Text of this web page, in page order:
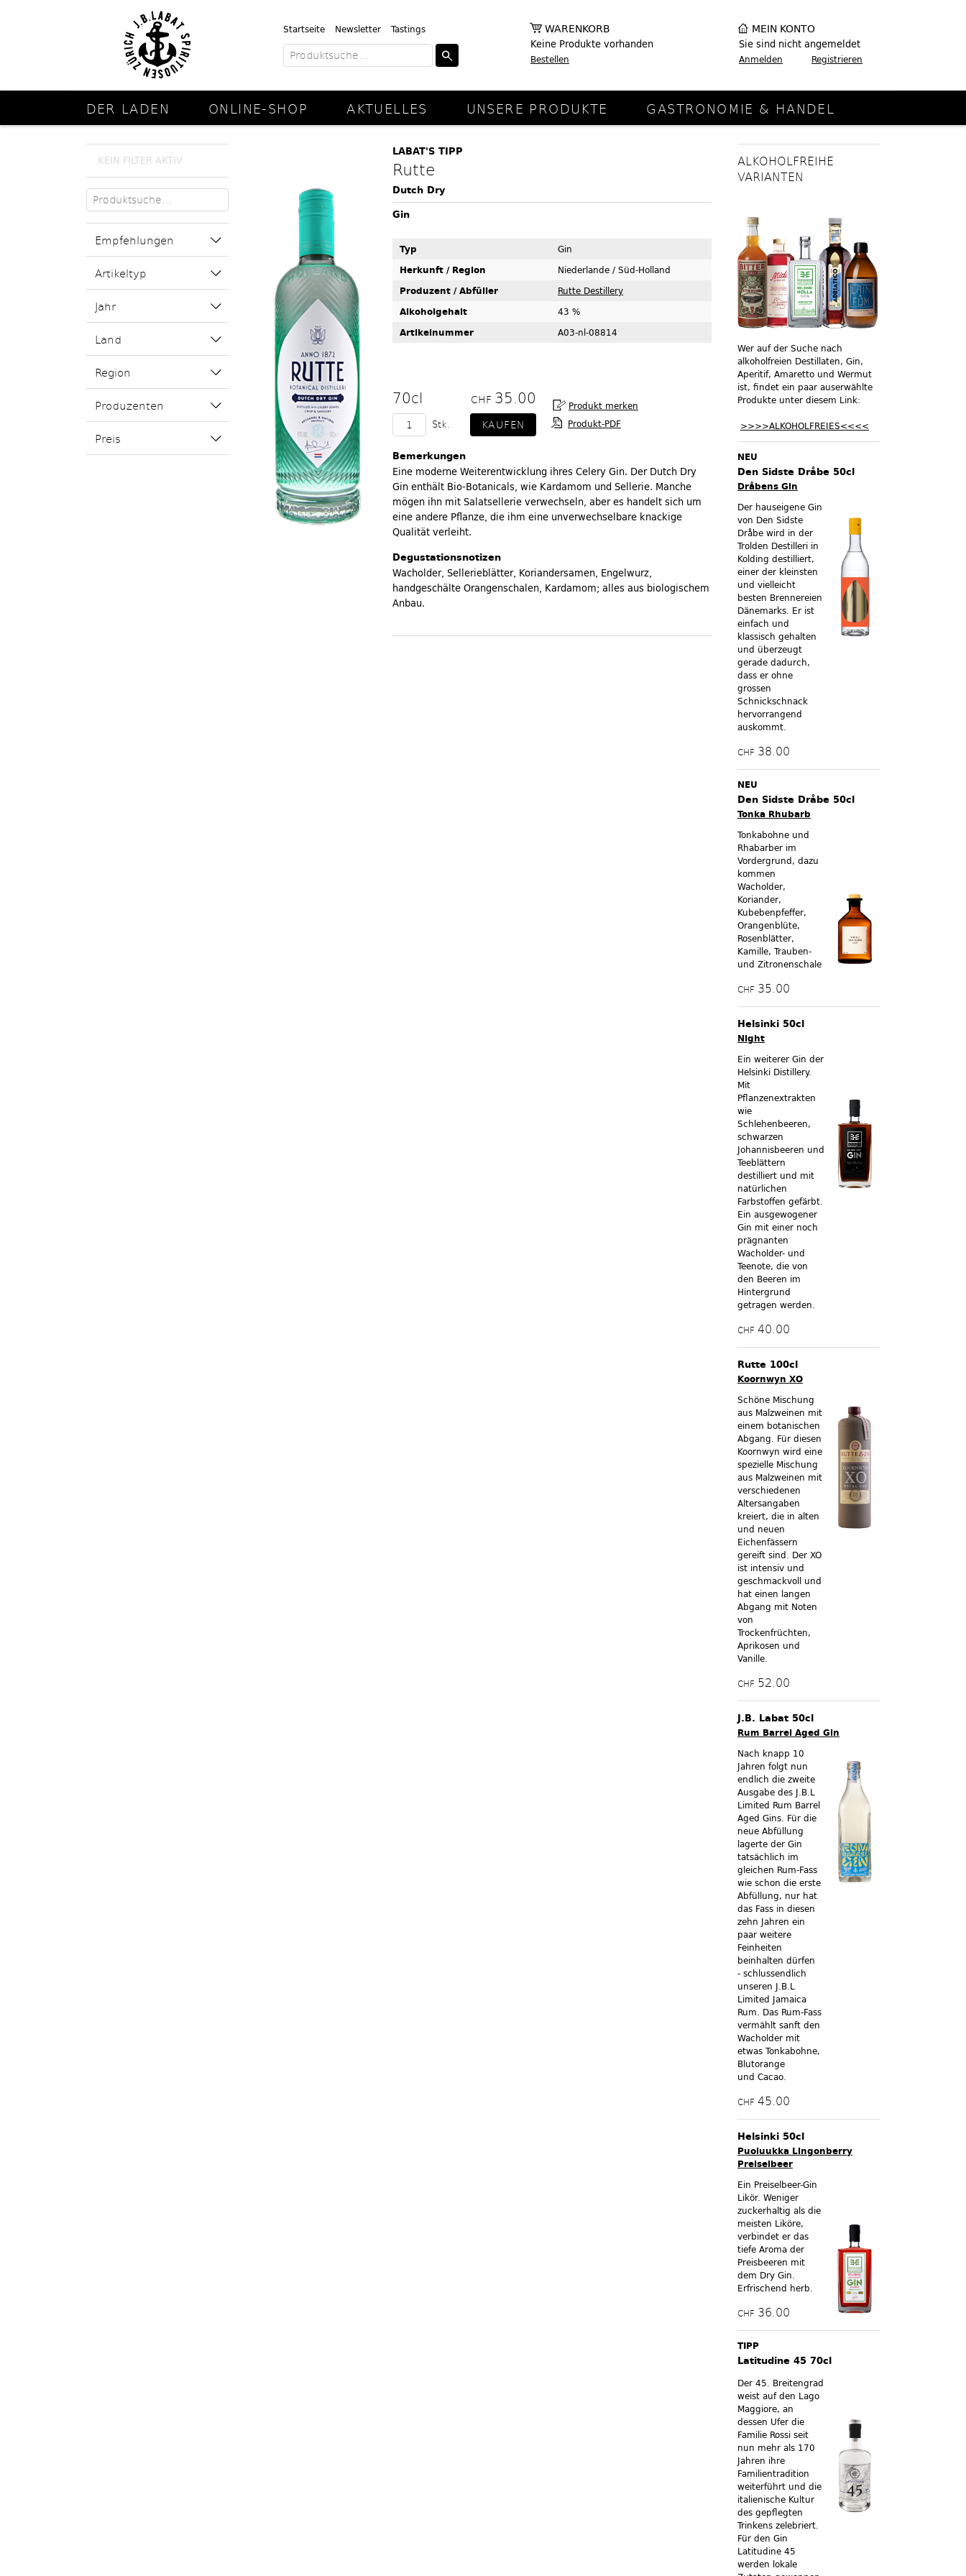
Startseite Newsletter Tastings WARENKORB
Keine Produkte vorhanden
Bestellen
MEIN KONTO
Sie sind nicht angemeldet
Anmelden Registrieren
DER LADEN ONLINE-SHOP AKTUELLES UNSERE PRODUKTE GASTRONOMIE & HANDEL
KEIN FILTER AKTIV
Empfehlungen
Artikeltyp
Jahr
Land
Region
Produzenten
Preis
LABAT'S TIPP
Rutte
Dutch Dry
Gin
Typ
Gin
Herkunft / Region
Niederlande / Süd-Holland
Produzent / Abfüller
Rutte Destillery
Alkoholgehalt
43 %
Artikelnummer
A03-nl-08814
70cl CHF 35.00
Stk. Produkt-PDF
Bemerkungen
Eine moderne Weiterentwicklung ihres Celery Gin. Der Dutch Dry
Gin enthält Bio-Botanicals, wie Kardamom und Sellerie. Manche
mögen ihn mit Salatsellerie verwechseln, aber es handelt sich um
eine andere Pflanze, die ihm eine unverwechselbare knackige
Qualität verleiht.
Degustationsnotizen
Wacholder, Sellerieblätter, Koriandersamen, Engelwurz,
handgeschälte Orangenschalen, Kardamom; alles aus biologischem
Anbau.
ALKOHOLFREIHE
VARIANTEN
Wer auf der Suche nach
alkoholfreien Destillaten, Gin,
Aperitif, Amaretto und Wermut
ist, findet ein paar auserwählte
Produkte unter diesem Link:
>>>>ALKOHOLFREIES<<<<
NEU
Den Sidste Dråbe 50cl
Dråbens Gin
Der hauseigene Gin
von Den Sidste
Dråbe wird in der
Trolden Destilleri in
Kolding destilliert,
einer der kleinsten
und vielleicht
besten Brennereien
Dänemarks. Er ist
einfach und
klassisch gehalten
und überzeugt
gerade dadurch,
dass er ohne
grossen
Schnickschnack
hervorrangend
auskommt.
CHF 38.00
NEU
Den Sidste Dråbe 50cl
Tonka Rhubarb
Tonkabohne und
Rhabarber im
Vordergrund, dazu
kommen
Wacholder,
Koriander,
Kubebenpfeffer,
Orangenblüte,
Rosenblätter,
Kamille, Trauben-
und Zitronenschale
CHF 35.00
Helsinki 50cl
Night
Ein weiterer Gin der
Helsinki Distillery.
Mit
Pflanzenextrakten
wie
Schlehenbeeren,
schwarzen
Johannisbeeren und
Teeblättern
destilliert und mit
natürlichen
Farbstoffen gefärbt.
Ein ausgewogener
Gin mit einer noch
prägnanten
Wacholder- und
Teenote, die von
den Beeren im
Hintergrund
getragen werden.
CHF 40.00
Rutte 100cl
Koornwyn XO
Schöne Mischung
aus Malzweinen mit
einem botanischen
Abgang. Für diesen
Koornwyn wird eine
spezielle Mischung
aus Malzweinen mit
verschiedenen
Altersangaben
kreiert, die in alten
und neuen
Eichenfässern
gereift sind. Der XO
ist intensiv und
geschmackvoll und
hat einen langen
Abgang mit Noten
von
Trockenfrüchten,
Aprikosen und
Vanille.
CHF 52.00
J.B. Labat 50cl
Rum Barrel Aged Gin
Nach knapp 10
Jahren folgt nun
endlich die zweite
Ausgabe des J.B.L
Limited Rum Barrel
Aged Gins. Für die
neue Abfüllung
lagerte der Gin
tatsächlich im
gleichen Rum-Fass
wie schon die erste
Abfüllung, nur hat
das Fass in diesen
zehn Jahren ein
paar weitere
Feinheiten
beinhalten dürfen
- schlussendlich
unseren J.B.L
Limited Jamaica
Rum. Das Rum-Fass
vermählt sanft den
Wacholder mit
etwas Tonkabohne,
Blutorange
und Cacao.
CHF 45.00
Helsinki 50cl
Puoluukka Lingonberry
Preiselbeer
Ein Preiselbeer-Gin
Likör. Weniger
zuckerhaltig als die
meisten Liköre,
verbindet er das
tiefe Aroma der
Preisbeeren mit
dem Dry Gin.
Erfrischend herb.
CHF 36.00
TIPP
Latitudine 45 70cl
Der 45. Breitengrad
weist auf den Lago
Maggiore, an
dessen Ufer die
Familie Rossi seit
nun mehr als 170
Jahren ihre
Familientradition
weiterführt und die
italienische Kultur
des gepflegten
Trinkens zelebriert.
Für den Gin
Latitudine 45
werden lokale